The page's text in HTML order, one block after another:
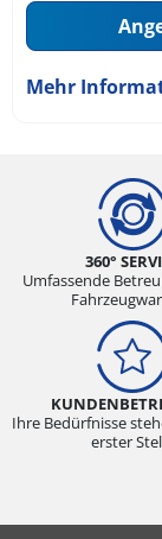
Mehr
360°
Umfassende
Ihre Bedürfnisse
erster